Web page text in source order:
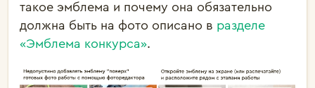
такое эмблема и почему она обязательно
должна быть на фото описано в разделе
«Эмблема конкурса».